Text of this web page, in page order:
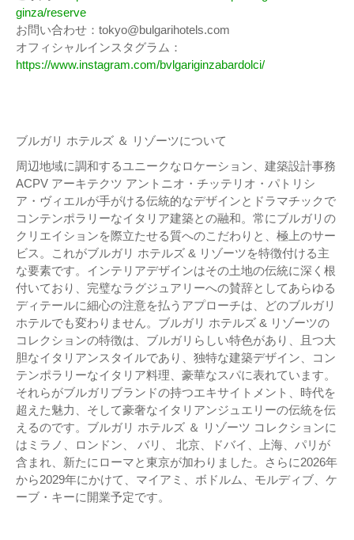
ginza/reserve
お問い合わせ：tokyo@bulgarihotels.com
オフィシャルインスタグラム：
https://www.instagram.com/bvlgariginzabardolci/
ブルガリ ホテルズ ＆ リゾーツについて
周辺地域に調和するユニークなロケーション、建築設計事務
ACPV アーキテクツ アントニオ・チッテリオ・パトリシ
ア・ヴィエルが手がける伝統的なデザインとドラマチックで
コンテンポラリーなイタリア建築との融和。常にブルガリの
クリエイションを際立たせる質へのこだわりと、極上のサー
ビス。これがブルガリ ホテルズ & リゾーツを特徴付ける主
な要素です。インテリアデザインはその土地の伝統に深く根
付いており、完璧なラグジュアリーへの賛辞としてあらゆる
ディテールに細心の注意を払うアプローチは、どのブルガリ
ホテルでも変わりません。ブルガリ ホテルズ & リゾーツの
コレクションの特徴は、ブルガリらしい特色があり、且つ大
胆なイタリアンスタイルであり、独特な建築デザイン、コン
テンポラリーなイタリア料理、豪華なスパに表れています。
それらがブルガリブランドの持つエキサイトメント、時代を
超えた魅力、そして豪奢なイタリアンジュエリーの伝統を伝
えるのです。ブルガリ ホテルズ ＆ リゾーツ コレクションに
はミラノ、ロンドン、 バリ、 北京、ドバイ、上海、パリが
含まれ、新たにローマと東京が加わりました。さらに2026年
から2029年にかけて、マイアミ、ボドルム、モルディブ、ケ
ーブ・キーに開業予定です。